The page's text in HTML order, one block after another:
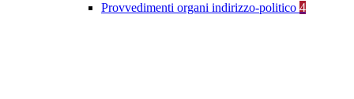
Provvedimenti organi indirizzo-politico 4